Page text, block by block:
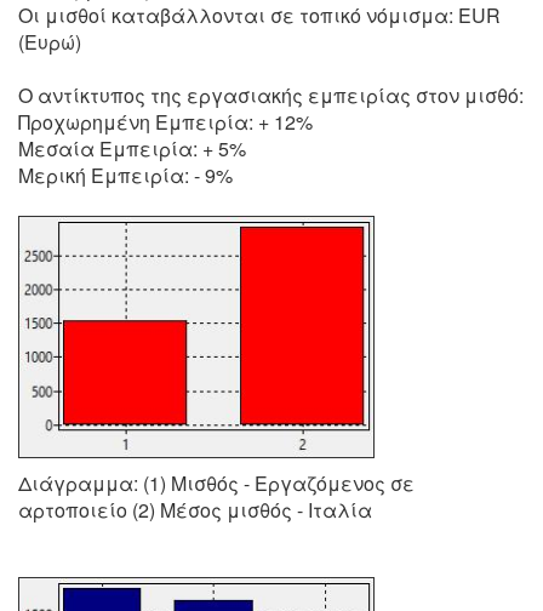
Οι μισθοί καταβάλλονται σε τοπικό νόμισμα: EUR
(Ευρώ)
Ο αντίκτυπος της εργασιακής εμπειρίας στον μισθό:
Προχωρημένη Εμπειρία: + 12%
Μεσαία Εμπειρία: + 5%
Μερική Εμπειρία: - 9%
Διάγραμμα: (1) Μισθός - Εργαζόμενος σε
αρτοποιείο (2) Μέσος μισθός - Ιταλία